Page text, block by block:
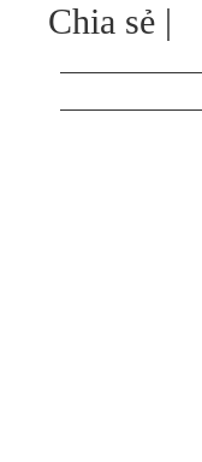
Chia sẻ |